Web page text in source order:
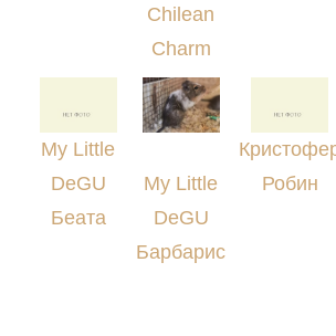
Chilean
Charm
My Little
DeGU
Беата
My Little
DeGU
Барбарис
Робин